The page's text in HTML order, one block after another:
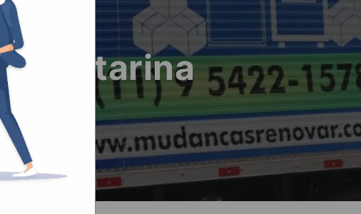
Catarina